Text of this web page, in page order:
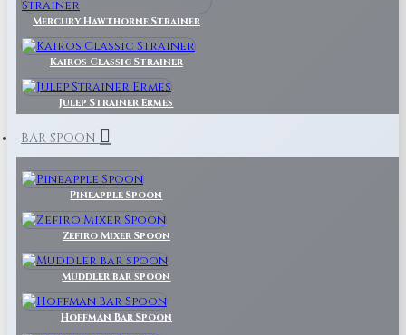
Mercury Hawthorne Strainer
Kairos Classic Strainer
Julep Strainer Ermes
BAR SPOON
Pineapple Spoon
Zefiro Mixer Spoon
Muddler bar spoon
Hoffman Bar Spoon